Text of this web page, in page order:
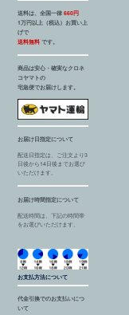
送料は、全国一律660円
1万円以上（税込）お買い上
げで
送料無料 です。
商品は安心・確実なクロネ
コヤマトの
宅急便でお届けします。
お届け日指定について
配送日指定は、ご注文より3
日後から14日後までお選び
いただけます。
お届け時間指定について
配送時間は、下記の時間帯
をお選びいただけます。
お支払方法について
代金引換でのお支払いにつ
いて